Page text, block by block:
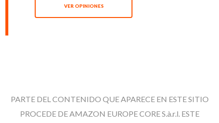
VER OPINIONES
PARTE DEL CONTENIDO QUE APARECE EN ESTE SITIO
PROCEDE DE AMAZON EUROPE CORE S.à.r.l. ESTE